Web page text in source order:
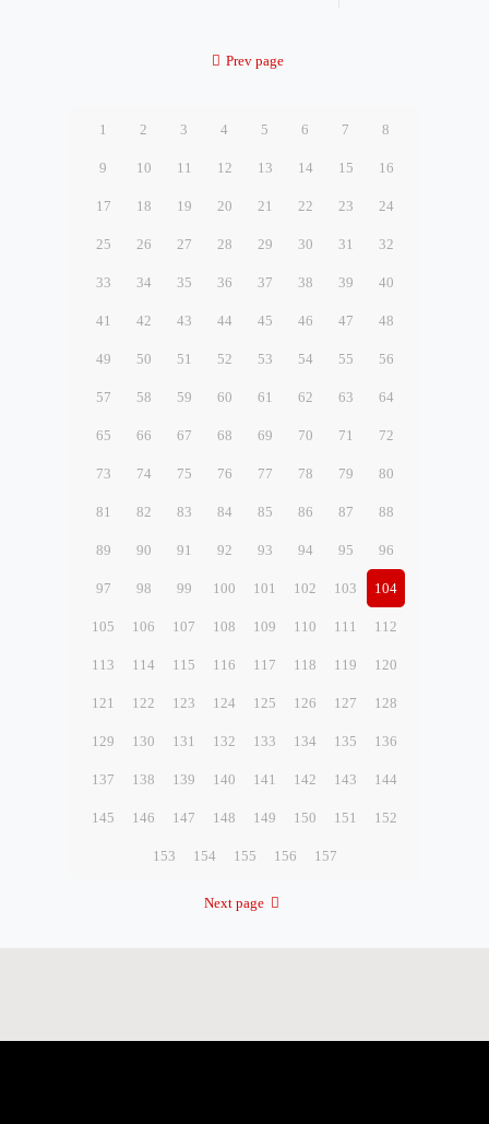
Prev page
1 2 3 4 5 6 7 8
9 10 11 12 13 14 15 16
17 18 19 20 21 22 23 24
25 26 27 28 29 30 31 32
33 34 35 36 37 38 39 40
41 42 43 44 45 46 47 48
49 50 51 52 53 54 55 56
57 58 59 60 61 62 63 64
65 66 67 68 69 70 71 72
73 74 75 76 77 78 79 80
81 82 83 84 85 86 87 88
89 90 91 92 93 94 95 96
97 98 99 100 101 102 103 104
105 106 107 108 109 110 111 112
113 114 115 116 117 118 119 120
121 122 123 124 125 126 127 128
129 130 131 132 133 134 135 136
137 138 139 140 141 142 143 144
145 146 147 148 149 150 151 152
153 154 155 156 157
Next page